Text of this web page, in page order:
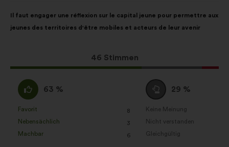
des
Vorschlags:
Il faut engager une réflexion sur le capital jeune pour permettre aux
jeunes des territoires d'être mobiles et acteurs de leur avenir
Dieser
Vorschlag
46 Stimmen
folgender
Aufteilung:
Ich
stimme
zu
:
63 %
Favorit
: 8
mal
Nebensächlich
: 3
mal
Machbar
: 6
mal
Neutral
:
29 %
Keine Meinung
:mal
Nicht verstanden
:mal
Gleichgültig
:mal